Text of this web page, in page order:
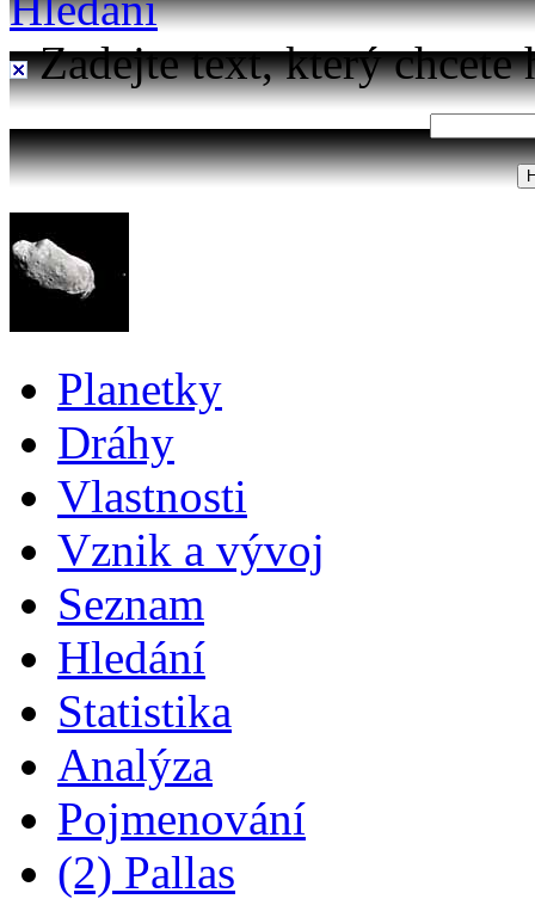
Zadejte text, který chcete
Planetky
Dráhy
Vlastnosti
Vznik a vývoj
Seznam
Hledání
Statistika
Analýza
Pojmenování
(2) Pallas